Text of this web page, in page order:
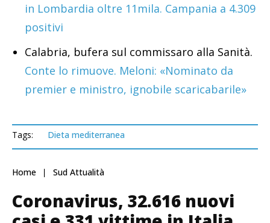
in Lombardia oltre 11mila. Campania a 4.309
positivi
Calabria, bufera sul commissaro alla Sanità.
Conte lo rimuove. Meloni: «Nominato da
premier e ministro, ignobile scaricabarile»
Tags: Dieta mediterranea
Home Sud Attualità
Coronavirus, 32.616 nuovi